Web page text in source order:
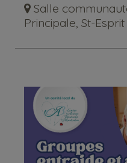
Salle
Principale, St-Esprit